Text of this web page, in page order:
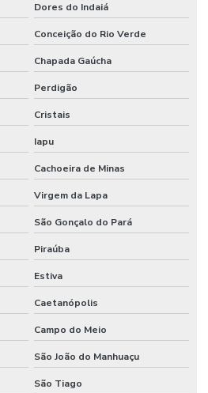
Dores do Indaiá
Conceição do Rio Verde
Chapada Gaúcha
Perdigão
Cristais
Iapu
Cachoeira de Minas
Virgem da Lapa
São Gonçalo do Pará
Piraúba
Estiva
Caetanópolis
Campo do Meio
São João do Manhuaçu
São Tiago